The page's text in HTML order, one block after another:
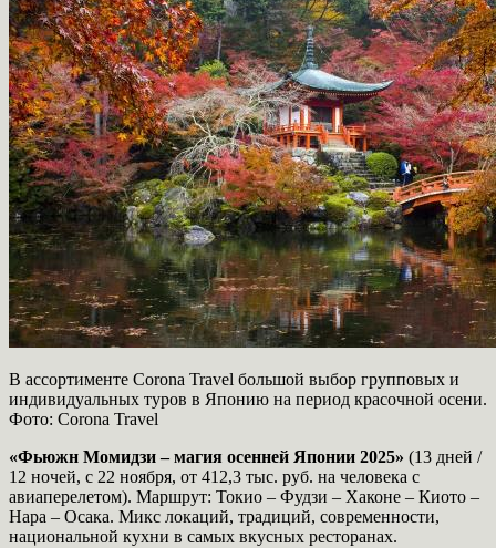
В ассортименте Corona Travel большой выбор групповых и
индивидуальных туров в Японию на период красочной осени.
Фото: Corona Travel
«Фьюжн Момидзи – магия осенней Японии 2025» (13 дней /
12 ночей, с 22 ноября, от 412,3 тыс. руб. на человека с
авиаперелетом). Маршрут: Токио – Фудзи – Хаконе – Киото –
Нара – Осака. Микс локаций, традиций, современности,
национальной кухни в самых вкусных ресторанах.